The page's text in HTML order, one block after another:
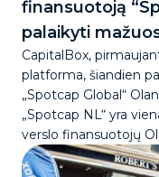
finansuotoją
palaikyti
CapitalBox,
platforma, šiandien
„Spotcap Global“
„Spotcap NL“ yra
verslo finansuotojų